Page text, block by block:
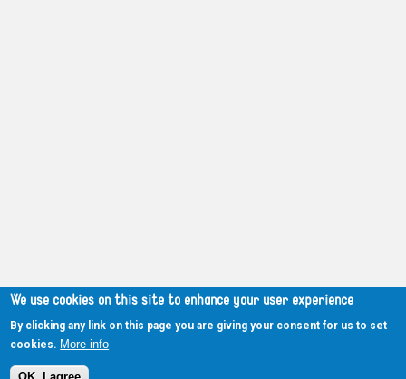
We use cookies on this site to enhance your user experience
By clicking any link on this page you are giving your consent for us to set
cookies. More info